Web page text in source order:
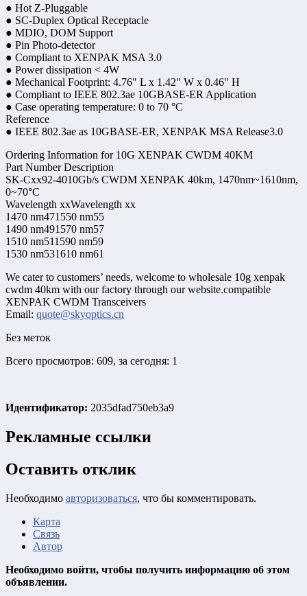
● Hot Z-Pluggable
● SC-Duplex Optical Receptacle
● MDIO, DOM Support
● Pin Photo-detector
● Compliant to XENPAK MSA 3.0
● Power dissipation < 4W
● Mechanical Footprint: 4.76″ L x 1.42″ W x 0.46″ H
● Compliant to IEEE 802.3ae 10GBASE-ER Application
● Case operating temperature: 0 to 70 °C
Reference
● IEEE 802.3ae as 10GBASE-ER, XENPAK MSA Release3.0
Ordering Information for 10G XENPAK CWDM 40KM
Part Number Description
SK-Cxx92-4010Gb/s CWDM XENPAK 40km, 1470nm~1610nm,
0~70°C
Wavelength xxWavelength xx
1470 nm471550 nm55
1490 nm491570 nm57
1510 nm511590 nm59
1530 nm531610 nm61
We cater to customers’ needs, welcome to wholesale 10g xenpak
cwdm 40km with our factory through our website.compatible
XENPAK CWDM Transceivers
Email: quote@skyoptics.cn
Без меток
Всего просмотров: 609, за сегодня: 1
Идентификатор: 2035dfad750eb3a9
Рекламные ссылки
Оставить отклик
Необходимо авторизоваться, что бы комментировать.
Карта
Связь
Автор
Необходимо войти, чтобы получить информацию об этом
объявлении.